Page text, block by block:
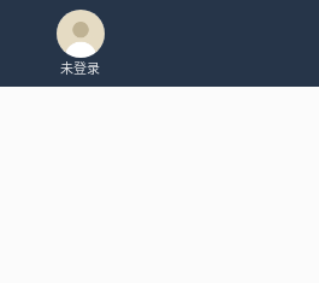
未登录